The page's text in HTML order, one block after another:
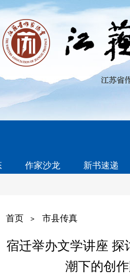
作家沙龙 新书速递
首页 > 市县传真
宿迁举办文学讲座 探
潮下的创